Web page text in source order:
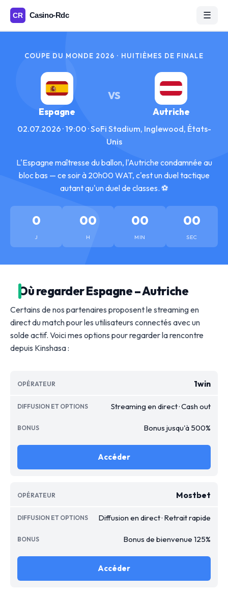
☰
COUPE DU MONDE 2026 · HUITIÈMES DE FINALE
Espagne
VS
Autriche
02.07.2026 · 19:00 · SoFi Stadium, Inglewood, États-
Unis
L'Espagne maîtresse du ballon, l'Autriche condamnée au
bloc bas — ce soir à 20h00 WAT, c'est un duel tactique
autant qu'un duel de classes. ⚽
0
J
00
H
00
MIN
00
SEC
Où regarder Espagne – Autriche
Certains de nos partenaires proposent le streaming en
direct du match pour les utilisateurs connectés avec un
solde actif. Voici mes options pour regarder la rencontre
depuis Kinshasa :
1win
Streaming en direct · Cash out
Bonus jusqu'à 500%
Accéder
Mostbet
Diffusion en direct · Retrait rapide
Bonus de bienvenue 125%
Accéder